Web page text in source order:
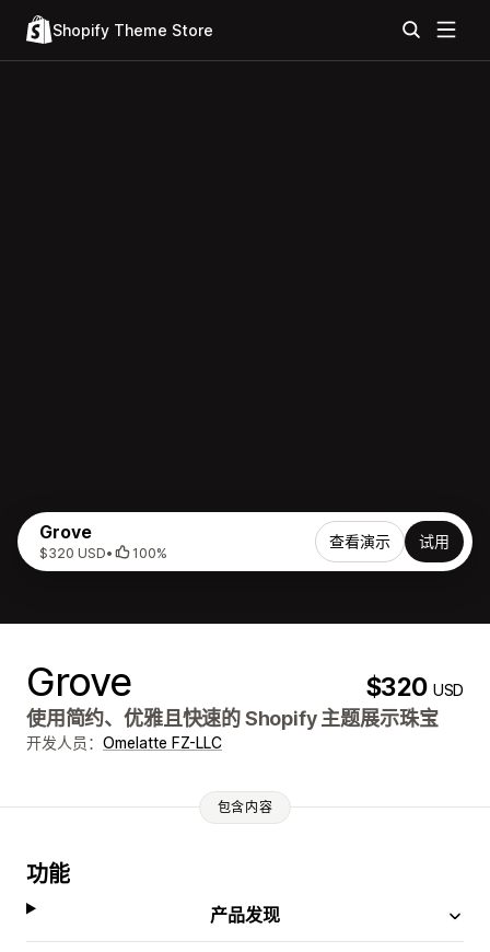
Shopify Theme Store
Grove
$320 USD• 100%
查看演示 试用
Grove $320USD
使用简约、优雅且快速的 Shopify 主题展示珠宝
开发人员： Omelatte FZ-LLC
包含内容
功能
产品发现